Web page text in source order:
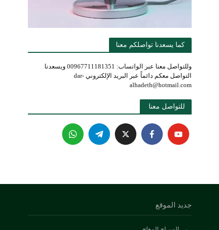
كما يسعدنا تواصلكم معنا
وللتواصل معنا عبر الواتساب: 00967711181351 ويسعدنا
التواصل معكم دائماً عبر البريد الإلكتروني dar-
alhadeth@hotmail.com
للتواصل معنا
جديد الموقع